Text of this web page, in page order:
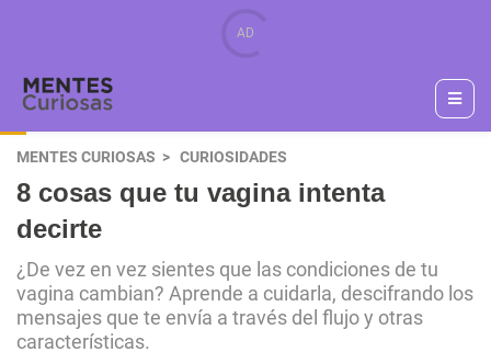
MENTES CURIOSAS CURIOSIDADES
8 cosas que tu vagina intenta
decirte
¿De vez en vez sientes que las condiciones de tu
vagina cambian? Aprende a cuidarla, descifrando los
mensajes que te envía a través del flujo y otras
características.